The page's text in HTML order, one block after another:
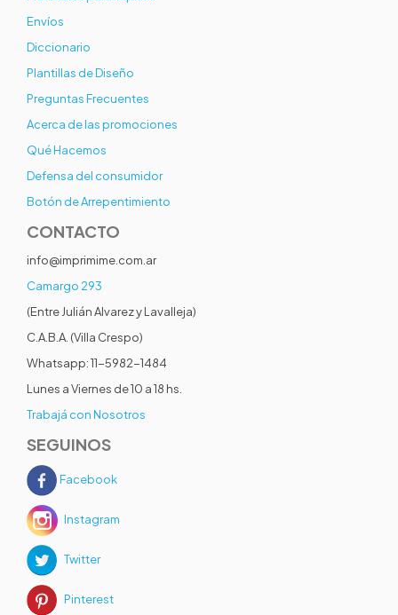
Envíos
Diccionario
Plantillas de Diseño
Preguntas Frecuentes
Acerca de las promociones
Qué Hacemos
Defensa del consumidor
Botón de Arrepentimiento
CONTACTO
info@imprimime.com.ar
Camargo 293
(Entre Julián Alvarez y Lavalleja)
C.A.B.A. (Villa Crespo)
Whatsapp: 11-5982-1484
Lunes a Viernes de 10 a 18 hs.
Trabajá con Nosotros
SEGUINOS
Facebook
Instagram
Twitter
Pinterest